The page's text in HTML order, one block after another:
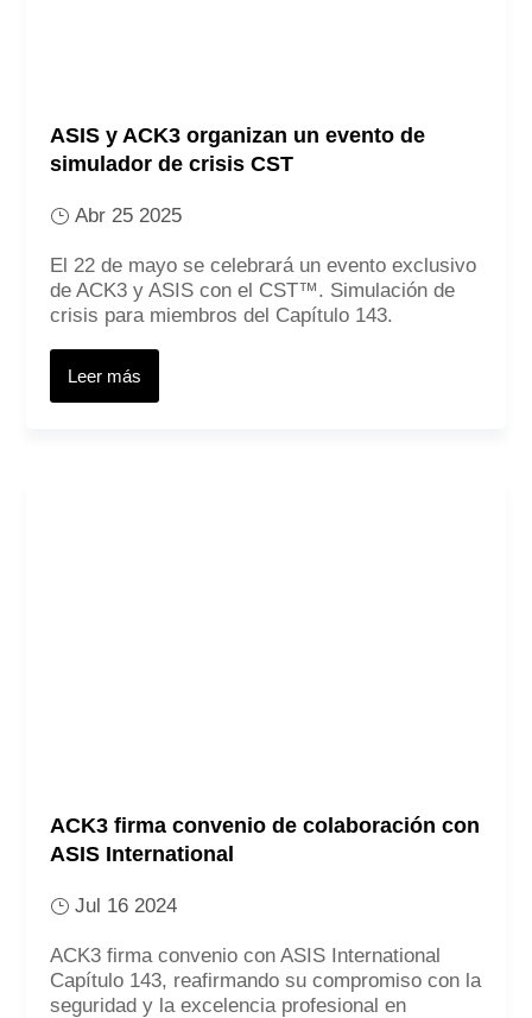
ASIS y ACK3 organizan un evento de
simulador de crisis CST
Abr 25 2025
El 22 de mayo se celebrará un evento exclusivo
de ACK3 y ASIS con el CST™. Simulación de
crisis para miembros del Capítulo 143.
Leer más
ACK3 firma convenio de colaboración con
ASIS International
Jul 16 2024
ACK3 firma convenio con ASIS International
Capítulo 143, reafirmando su compromiso con la
seguridad y la excelencia profesional en